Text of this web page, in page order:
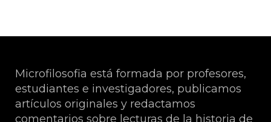
Microfilosofia está formada por profesores,
estudiantes e investigadores, publicamos
artículos originales y redactamos
comentarios sobre lecturas de la historia de